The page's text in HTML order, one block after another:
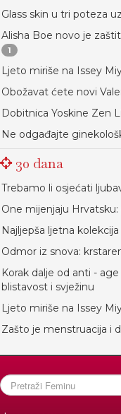
Glass skin u tri poteza
Alisha Boe novo je
1
Ljeto miriše na Issey
Obožavat ćete novi
Dobitnica Yoskine Zen
Ne odgađajte
30 dana
Trebamo li osjećati
One mijenjaju
Najljepša ljetna
Odmor iz snova:
Korak dalje od anti -
blistavost i svježinu
Ljeto miriše na Issey
Zašto je menstruacija i